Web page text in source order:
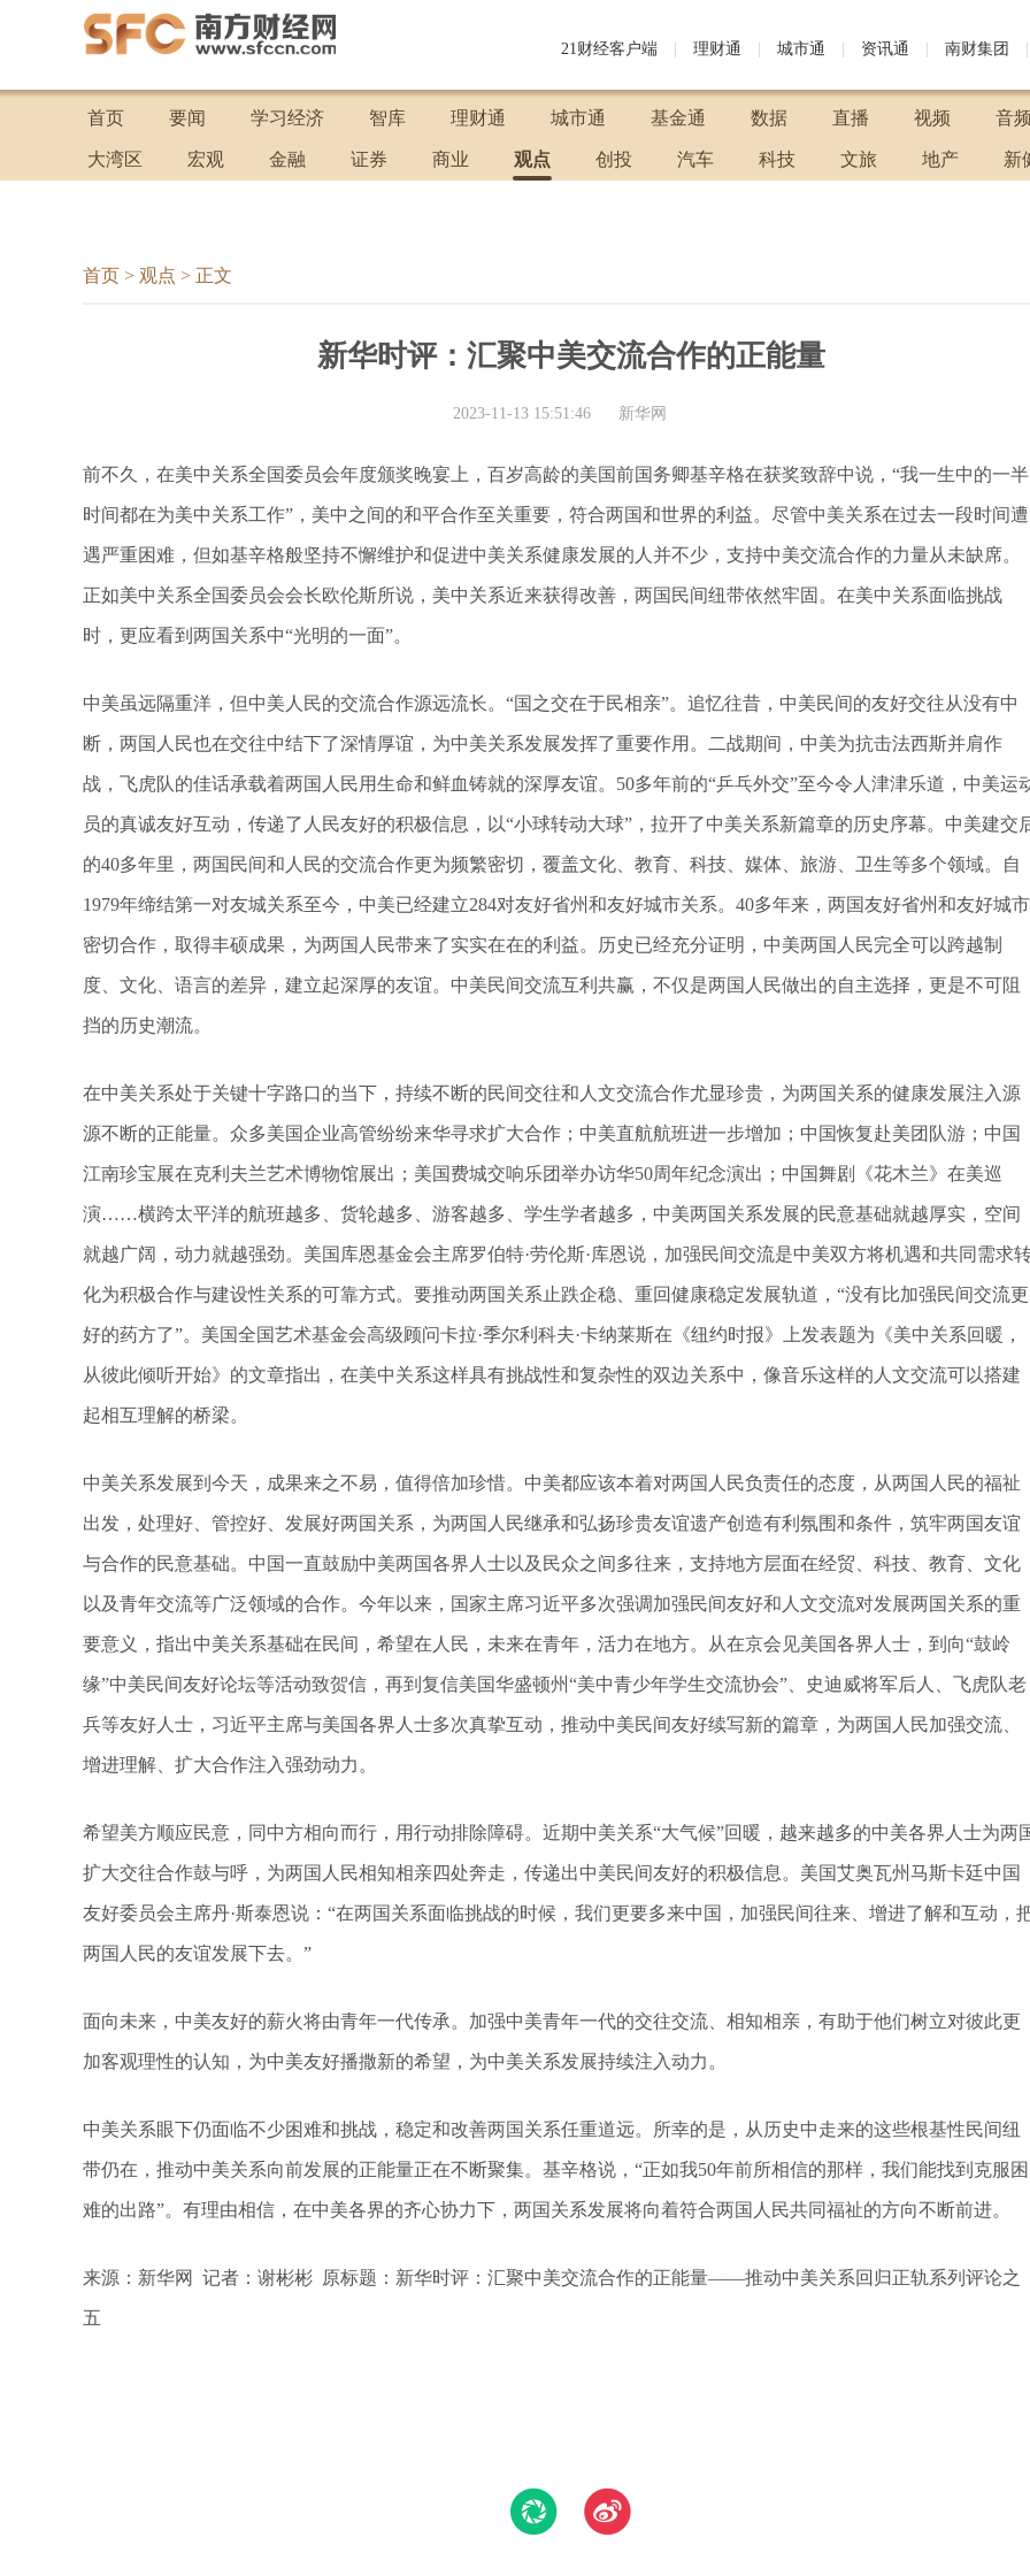
21财经客户端 理财通 城市通 资讯通 南财集团
首页 要闻 学习经济 智库 理财通 城市通 基金通 数据 直播 视频 音
大湾区 宏观 金融 证券 商业 观点 创投 汽车 科技 文旅 地产 新
首页 > 观点 > 正文
新华时评：汇聚中美交流合作的正能量
2023-11-13 15:51:46 新华网
前不久，在美中关系全国委员会年度颁奖晚宴上，百岁高龄的美国前国务卿基辛格在获奖致辞中说，“我一生中的一半
时间都在为美中关系工作”，美中之间的和平合作至关重要，符合两国和世界的利益。尽管中美关系在过去一段时间遭
遇严重困难，但如基辛格般坚持不懈维护和促进中美关系健康发展的人并不少，支持中美交流合作的力量从未缺席。
正如美中关系全国委员会会长欧伦斯所说，美中关系近来获得改善，两国民间纽带依然牢固。在美中关系面临挑战
时，更应看到两国关系中“光明的一面”。
中美虽远隔重洋，但中美人民的交流合作源远流长。“国之交在于民相亲”。追忆往昔，中美民间的友好交往从没有中
断，两国人民也在交往中结下了深情厚谊，为中美关系发展发挥了重要作用。二战期间，中美为抗击法西斯并肩作
战，飞虎队的佳话承载着两国人民用生命和鲜血铸就的深厚友谊。50多年前的“乒乓外交”至今令人津津乐道，中美运
员的真诚友好互动，传递了人民友好的积极信息，以“小球转动大球”，拉开了中美关系新篇章的历史序幕。中美建交
的40多年里，两国民间和人民的交流合作更为频繁密切，覆盖文化、教育、科技、媒体、旅游、卫生等多个领域。自
1979年缔结第一对友城关系至今，中美已经建立284对友好省州和友好城市关系。40多年来，两国友好省州和友好城市
密切合作，取得丰硕成果，为两国人民带来了实实在在的利益。历史已经充分证明，中美两国人民完全可以跨越制
度、文化、语言的差异，建立起深厚的友谊。中美民间交流互利共赢，不仅是两国人民做出的自主选择，更是不可阻
挡的历史潮流。
在中美关系处于关键十字路口的当下，持续不断的民间交往和人文交流合作尤显珍贵，为两国关系的健康发展注入源
源不断的正能量。众多美国企业高管纷纷来华寻求扩大合作；中美直航航班进一步增加；中国恢复赴美团队游；中国
江南珍宝展在克利夫兰艺术博物馆展出；美国费城交响乐团举办访华50周年纪念演出；中国舞剧《花木兰》在美巡
演……横跨太平洋的航班越多、货轮越多、游客越多、学生学者越多，中美两国关系发展的民意基础就越厚实，空间
就越广阔，动力就越强劲。美国库恩基金会主席罗伯特·劳伦斯·库恩说，加强民间交流是中美双方将机遇和共同需求
化为积极合作与建设性关系的可靠方式。要推动两国关系止跌企稳、重回健康稳定发展轨道，“没有比加强民间交流更
好的药方了”。美国全国艺术基金会高级顾问卡拉·季尔利科夫·卡纳莱斯在《纽约时报》上发表题为《美中关系回暖，
从彼此倾听开始》的文章指出，在美中关系这样具有挑战性和复杂性的双边关系中，像音乐这样的人文交流可以搭建
起相互理解的桥梁。
中美关系发展到今天，成果来之不易，值得倍加珍惜。中美都应该本着对两国人民负责任的态度，从两国人民的福祉
出发，处理好、管控好、发展好两国关系，为两国人民继承和弘扬珍贵友谊遗产创造有利氛围和条件，筑牢两国友谊
与合作的民意基础。中国一直鼓励中美两国各界人士以及民众之间多往来，支持地方层面在经贸、科技、教育、文化
以及青年交流等广泛领域的合作。今年以来，国家主席习近平多次强调加强民间友好和人文交流对发展两国关系的重
要意义，指出中美关系基础在民间，希望在人民，未来在青年，活力在地方。从在京会见美国各界人士，到向“鼓岭
缘”中美民间友好论坛等活动致贺信，再到复信美国华盛顿州“美中青少年学生交流协会”、史迪威将军后人、飞虎队老
兵等友好人士，习近平主席与美国各界人士多次真挚互动，推动中美民间友好续写新的篇章，为两国人民加强交流、
增进理解、扩大合作注入强劲动力。
希望美方顺应民意，同中方相向而行，用行动排除障碍。近期中美关系“大气候”回暖，越来越多的中美各界人士为两
扩大交往合作鼓与呼，为两国人民相知相亲四处奔走，传递出中美民间友好的积极信息。美国艾奥瓦州马斯卡廷中国
友好委员会主席丹·斯泰恩说：“在两国关系面临挑战的时候，我们更要多来中国，加强民间往来、增进了解和互动，
两国人民的友谊发展下去。”
面向未来，中美友好的薪火将由青年一代传承。加强中美青年一代的交往交流、相知相亲，有助于他们树立对彼此更
加客观理性的认知，为中美友好播撒新的希望，为中美关系发展持续注入动力。
中美关系眼下仍面临不少困难和挑战，稳定和改善两国关系任重道远。所幸的是，从历史中走来的这些根基性民间纽
带仍在，推动中美关系向前发展的正能量正在不断聚集。基辛格说，“正如我50年前所相信的那样，我们能找到克服困
难的出路”。有理由相信，在中美各界的齐心协力下，两国关系发展将向着符合两国人民共同福祉的方向不断前进。
来源：新华网 记者：谢彬彬 原标题：新华时评：汇聚中美交流合作的正能量——推动中美关系回归正轨系列评论之
五